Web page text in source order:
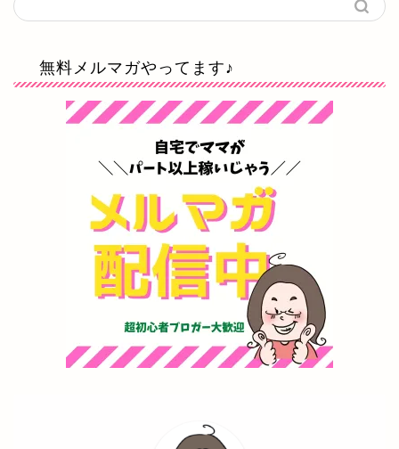
無料メルマガやってます♪